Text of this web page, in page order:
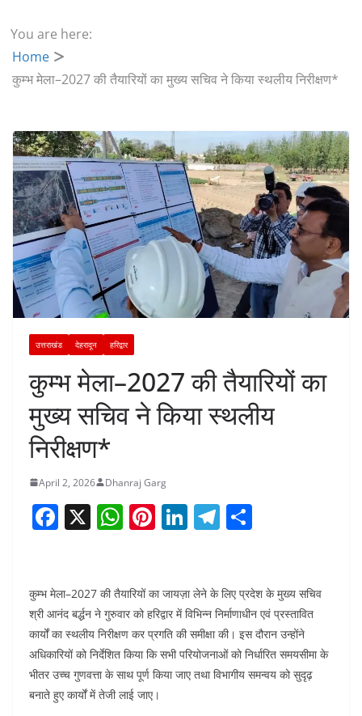
You are here:
Home
कुम्भ मेला–2027 की तैयारियों का मुख्य सचिव ने किया स्थलीय निरीक्षण*
उत्तराखंड देहरादून हरिद्वार
कुम्भ मेला–2027 की तैयारियों का
मुख्य सचिव ने किया स्थलीय
निरीक्षण*
April 2, 2026 Dhanraj Garg
F
e
b
o
o
k
X W
s
A
p
p
Pi
e
st
Li
e
dI
n
T
gr
a
m
e
कुम्भ मेला–2027 की तैयारियों का जायज़ा लेने के लिए प्रदेश के मुख्य सचिव
श्री आनंद बर्द्धन ने गुरुवार को हरिद्वार में विभिन्न निर्माणाधीन एवं प्रस्तावित
कार्यों का स्थलीय निरीक्षण कर प्रगति की समीक्षा की। इस दौरान उन्होंने
अधिकारियों को निर्देशित किया कि सभी परियोजनाओं को निर्धारित समयसीमा के
भीतर उच्च गुणवत्ता के साथ पूर्ण किया जाए तथा विभागीय समन्वय को सुदृढ़
बनाते हुए कार्यों में तेजी लाई जाए।